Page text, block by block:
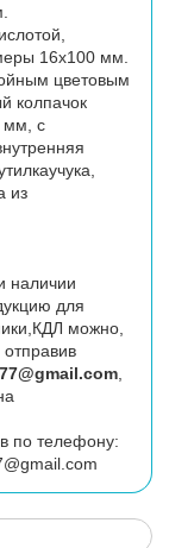
16х100 мм.
цветовым
колпачок
мм, с
из
наличии
для
можно,
, отправив
по телефону: